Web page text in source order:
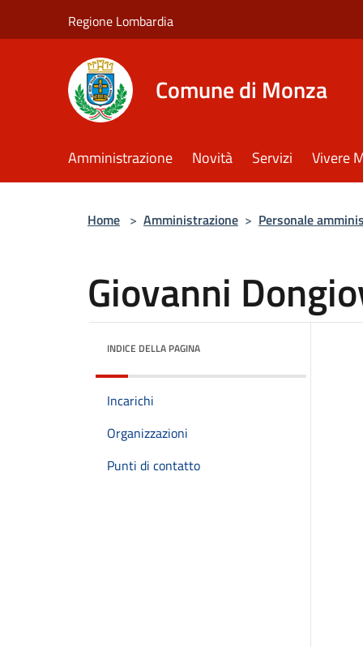
Regione Lombardia
Comune di Monza
Amministrazione Novità Servizi Vivere
Home > Amministrazione > Personale
Giovanni
INDICE DELLA PAGINA
Incarichi
Organizzazioni
Punti di contatto